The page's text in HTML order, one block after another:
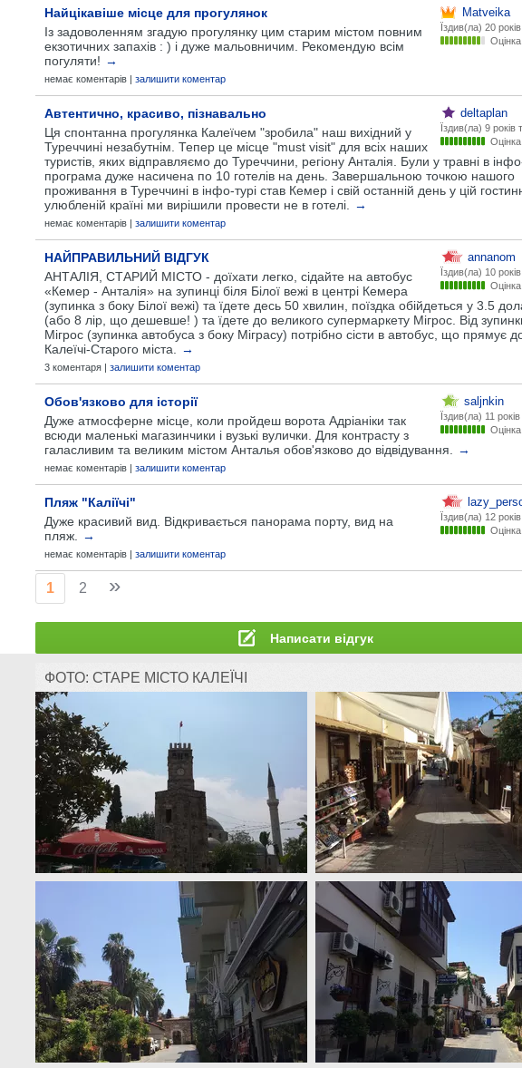
Matveika
Їздив(ла) 20
Найцікавіше місце для прогулянок
Із задоволенням згадую прогулянку цим старим містом повним
екзотичних запахів : ) і дуже мальовничим. Рекомендую всім
погуляти! →
немає коментарів | залишити коментар
deltaplan
Їздив(ла) 9 років
Автентично, красиво, пізнавально
Ця спонтанна прогулянка Калеїчем "зробила" наш вихідний у
Туреччині незабутнім. Тепер це місце "must visit" для всіх наших
туристів, яких відправляємо до Туреччини, регіону Анталія. Були у травні в інфо-
програма дуже насичена по 10 готелів на день. Завершальною точкою нашого
проживання в Туреччині в інфо-турі став Кемер і свій останній день у цій
улюбленій країні ми вирішили провести не в готелі.
→
немає коментарів | залишити коментар
annanom
Їздив(ла) 10
НАЙПРАВИЛЬНИЙ ВІДГУК
АНТАЛІЯ, СТАРИЙ МІСТО - доїхати легко, сідайте на автобус
«Кемер - Анталія» на зупинці біля Білої вежі в центрі Кемера
(зупинка з боку Білої вежі) та їдете десь 50 хвилин, поїздка обійдеться у 3.5
(або 8 лір, що дешевше! ) та їдете до великого супермаркету Мігрос. Від
Мігрос (зупинка автобуса з боку Міграсу) потрібно сісти в автобус, що прямує
Калеїчі-Старого міста.
→
3 коментаря | залишити коментар
saljnkin
Їздив(ла) 11
Обов'язково для історії
Дуже атмосферне місце, коли пройдеш ворота Адріаніки так
всюди маленькі магазинчики і вузькі вулички. Для контрасту з
галасливим та великим містом Анталья обов'язково до відвідування.
→
немає коментарів | залишити коментар
Їздив(ла) 12
Пляж "Каліїчі"
Дуже красивий вид. Відкривається панорама порту, вид на
пляж.
→
немає коментарів | залишити коментар
1 2 »
Написати відгук
ФОТО: СТАРЕ МІСТО КАЛЕЇЧІ